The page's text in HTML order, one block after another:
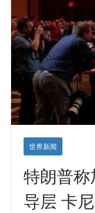
世界新闻
特朗普称
导层 卡